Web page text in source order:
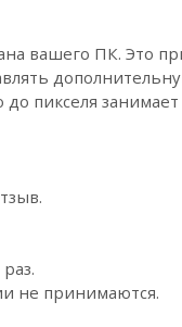
вашего ПК. Это
пикселя
не принимаются.